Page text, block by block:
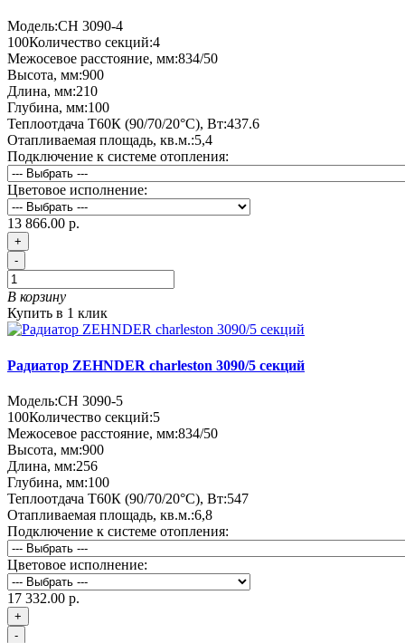
Модель:CH 3090-4
100Количество секций:4
Межосевое расстояние, мм:834/50
Высота, мм:900
Длина, мм:210
Глубина, мм:100
Теплоотдача Т60К (90/70/20°C), Вт:437.6
Отапливаемая площадь, кв.м.:5,4
Подключение к системе отопления:
Цветовое исполнение:
13 866.00 р.
+
-
В корзину
Купить в 1 клик
Радиатор ZEHNDER charleston 3090/5 секций
Модель:CH 3090-5
100Количество секций:5
Межосевое расстояние, мм:834/50
Высота, мм:900
Длина, мм:256
Глубина, мм:100
Теплоотдача Т60К (90/70/20°C), Вт:547
Отапливаемая площадь, кв.м.:6,8
Подключение к системе отопления:
Цветовое исполнение:
17 332.00 р.
+
-